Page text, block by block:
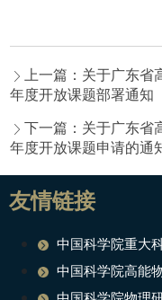
上一篇：关于广东省
年度开放课题部署通知
下一篇：关于广东省
年度开放课题申请的通
友情链接
中国科学院重大
中国科学院高能